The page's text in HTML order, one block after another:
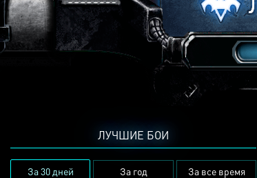
ЛУЧШИЕ БОИ
За 30 дней За год За все время